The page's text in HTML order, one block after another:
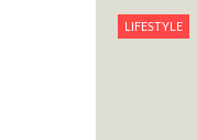
LIFESTYLE